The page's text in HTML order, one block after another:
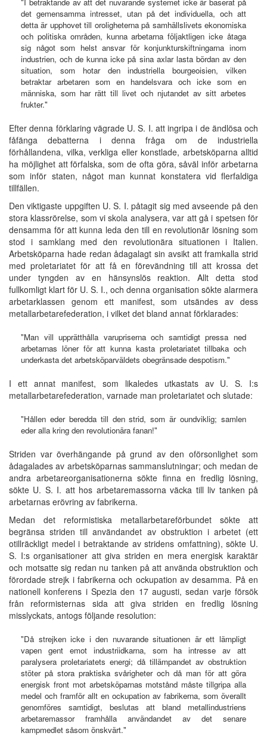
det gemensamma intresset, utan på det individuella, och att
detta är upphovet till oroligheterna på samhällslivets ekonomiska
och politiska områden, kunna arbetarna följaktligen icke åtaga
sig något som helst ansvar för konjunkturskiftningarna inom
industrien, och de kunna icke på sina axlar lasta bördan av den
situation, som hotar den industriella bourgeoisien, vilken
betraktar arbetaren som en handelsvara och icke som en
människa, som har rätt till livet och njutandet av sitt arbetes
frukter."
Efter denna förklaring vägrade U. S. I. att ingripa i de ändlösa och
fåfänga debatterna i denna fråga om de industriella
förhållandena, vilka, verkliga eller konstlade, arbetsköparna alltid
ha möjlighet att förfalska, som de ofta göra, såväl inför arbetarna
som inför staten, något man kunnat konstatera vid flerfaldiga
tillfällen.
Den viktigaste uppgiften U. S. I. påtagit sig med avseende på den
stora klassrörelse, som vi skola analysera, var att gå i spetsen för
densamma för att kunna leda den till en revolutionär lösning som
stod i samklang med den revolutionära situationen i Italien.
Arbetsköparna hade redan ådagalagt sin avsikt att framkalla strid
med proletariatet för att få en förevändning till att krossa det
under tyngden av en hänsynslös reaktion. Allt detta stod
fullkomligt klart för U. S. I., och denna organisation sökte alarmera
arbetarklassen genom ett manifest, som utsändes av dess
metallarbetarefederation, i vilket det bland annat förklarades:
"Man vill upprätthålla varupriserna och samtidigt pressa ned
arbetarnas löner för att kunna kasta proletariatet tillbaka och
underkasta det arbetsköparväldets obegränsade despotism."
I ett annat manifest, som likaledes utkastats av U. S. I:s
metallarbetarefederation, varnade man proletariatet och slutade:
"Hållen eder beredda till den strid, som är oundviklig; samlen
eder alla kring den revolutionära fanan!"
Striden var överhängande på grund av den oförsonlighet som
ådagalades av arbetsköparnas sammanslutningar; och medan de
andra arbetareorganisationerna sökte finna en fredlig lösning,
sökte U. S. I. att hos arbetaremassorna väcka till liv tanken på
arbetarnas erövring av fabrikerna.
Medan det reformistiska metallarbetareförbundet sökte att
begränsa striden till användandet av obstruktion i arbetet (ett
otillräckligt medel i betraktande av stridens omfattning), sökte U.
S. I:s organisationer att giva striden en mera energisk karaktär
och motsatte sig redan nu tanken på att använda obstruktion och
förordade strejk i fabrikerna och ockupation av desamma. På en
nationell konferens i Spezia den 17 augusti, sedan varje försök
från reformisternas sida att giva striden en fredlig lösning
misslyckats, antogs följande resolution:
"Då strejken icke i den nuvarande situationen är ett lämpligt
vapen gent emot industriidkarna, som ha intresse av att
paralysera proletariatets energi; då tillämpandet av obstruktion
stöter på stora praktiska svårigheter och då man för att göra
energisk front mot arbetsköparnas motstånd måste tillgripa alla
medel och framför allt en ockupation av fabrikerna, som överallt
genomföres samtidigt, beslutas att bland metallindustriens
arbetaremassor framhålla användandet av det senare
kampmedlet såsom önskvärt."